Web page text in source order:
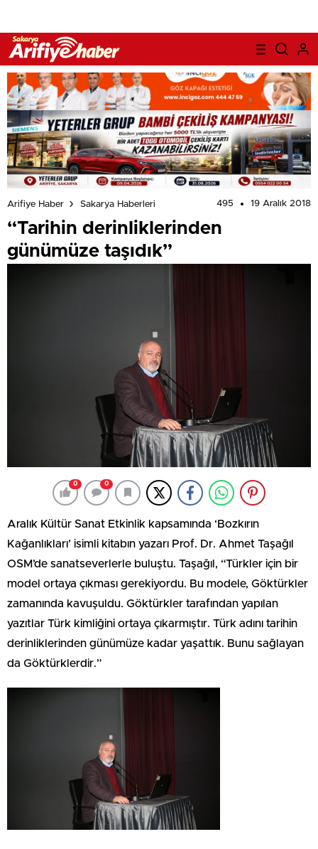
Arifiye Haber Sakarya Haberleri 495 19 Aralık 2018
“Tarihin derinliklerinden
günümüze taşıdık”
0 0
Aralık Kültür Sanat Etkinlik kapsamında ‘Bozkırın
Kağanlıkları’ isimli kitabın yazarı Prof. Dr. Ahmet Taşağıl
OSM’de sanatseverlerle buluştu. Taşağıl, “Türkler için bir
model ortaya çıkması gerekiyordu. Bu modele, Göktürkler
zamanında kavuşuldu. Göktürkler tarafından yapılan
yazıtlar Türk kimliğini ortaya çıkarmıştır. Türk adını tarihin
derinliklerinden günümüze kadar yaşattık. Bunu sağlayan
da Göktürklerdir.”